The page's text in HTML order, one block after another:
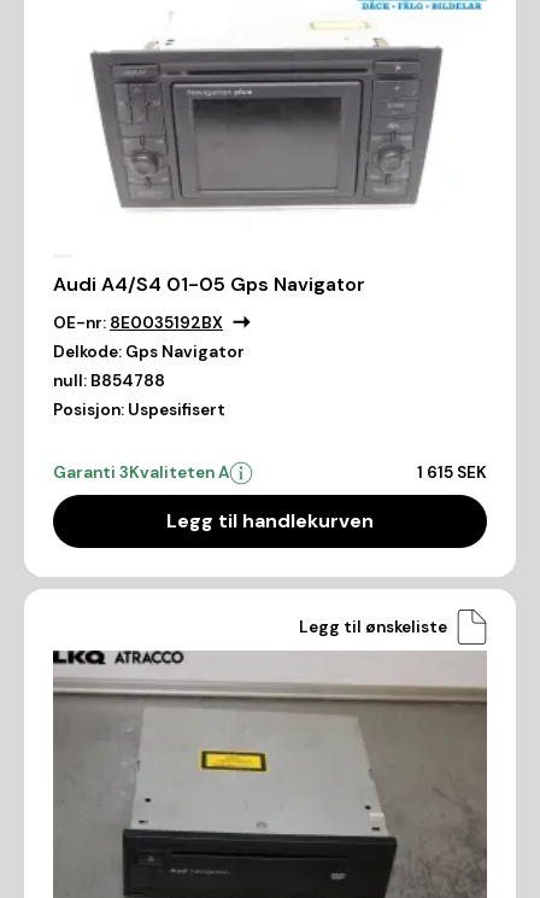
Audi A4/S4 01-05 Gps Navigator
OE-nr: 8E0035192BX
Delkode: Gps Navigator
null: B854788
Posisjon: Uspesifisert
Garanti 3Kvaliteten A 1 615 SEK
Legg til handlekurven
Legg til ønskeliste